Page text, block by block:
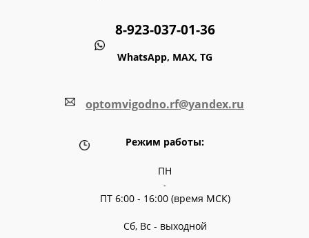
8-923-037-01-36
WhatsApp, MAX, TG
optomvigodno.rf@yandex.ru
Режим работы:
ПН
-
ПТ 6:00 - 16:00 (время МСК)
Сб, Вс - выходной